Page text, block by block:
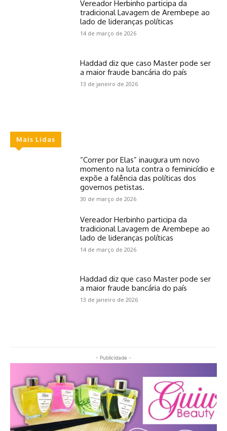
Vereador Herbinho participa da
tradicional Lavagem de Arembepe ao
lado de lideranças políticas
14 de março de 2026
Haddad diz que caso Master pode ser
a maior fraude bancária do país
13 de janeiro de 2026
Mais Lidas
“Correr por Elas” inaugura um novo
momento na luta contra o feminicídio e
expõe a falência das políticas dos
governos petistas.
30 de março de 2026
Vereador Herbinho participa da
tradicional Lavagem de Arembepe ao
lado de lideranças políticas
14 de março de 2026
Haddad diz que caso Master pode ser
a maior fraude bancária do país
13 de janeiro de 2026
- Publicidade -